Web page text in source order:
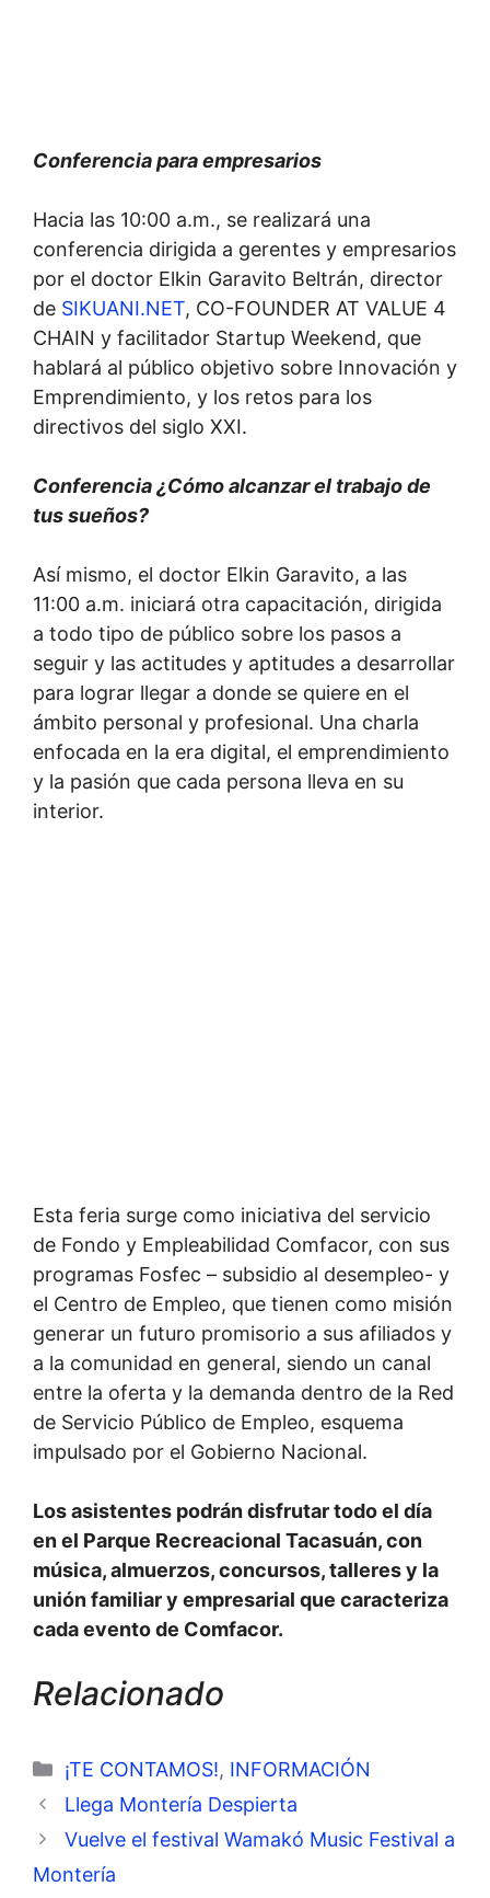
Conferencia para empresarios
Hacia las 10:00 a.m., se realizará una
conferencia dirigida a gerentes y empresarios
por el doctor Elkin Garavito Beltrán, director
de SIKUANI.NET, CO-FOUNDER AT VALUE 4
CHAIN y facilitador Startup Weekend, que
hablará al público objetivo sobre Innovación y
Emprendimiento, y los retos para los
directivos del siglo XXI.
Conferencia ¿Cómo alcanzar el trabajo de
tus sueños?
Así mismo, el doctor Elkin Garavito, a las
11:00 a.m. iniciará otra capacitación, dirigida
a todo tipo de público sobre los pasos a
seguir y las actitudes y aptitudes a desarrollar
para lograr llegar a donde se quiere en el
ámbito personal y profesional. Una charla
enfocada en la era digital, el emprendimiento
y la pasión que cada persona lleva en su
interior.
Esta feria surge como iniciativa del servicio
de Fondo y Empleabilidad Comfacor, con sus
programas Fosfec – subsidio al desempleo- y
el Centro de Empleo, que tienen como misión
generar un futuro promisorio a sus afiliados y
a la comunidad en general, siendo un canal
entre la oferta y la demanda dentro de la Red
de Servicio Público de Empleo, esquema
impulsado por el Gobierno Nacional.
Los asistentes podrán disfrutar todo el día
en el Parque Recreacional Tacasuán, con
música, almuerzos, concursos, talleres y la
unión familiar y empresarial que caracteriza
cada evento de Comfacor.
Relacionado
Categorías
¡TE CONTAMOS!, INFORMACIÓN
Llega Montería Despierta
Vuelve el festival Wamakó Music Festival a
Montería